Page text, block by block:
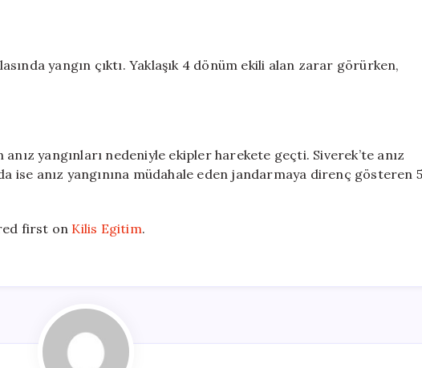
yangın çıktı. Yaklaşık 4 dönüm ekili alan zarar görürken,
yangınları nedeniyle ekipler harekete geçti. Siverek’te anız
ise anız yangınına müdahale eden jandarmaya direnç gösteren
first on Kilis Egitim.